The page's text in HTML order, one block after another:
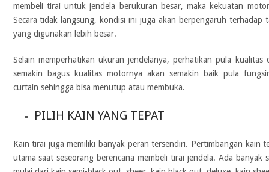
membeli tirai untuk jendela berukuran besar, maka kekuatan
Secara tidak langsung, kondisi ini juga akan berpengaruh terhadap
yang digunakan lebih besar.
Selain memperhatikan ukuran jendelanya, perhatikan pula
semakin bagus kualitas motornya akan semakin baik pula
curtain sehingga bisa menutup atau membuka.
PILIH KAIN YANG TEPAT
Kain tirai juga memiliki banyak peran tersendiri. Pertimbangan kain
utama saat seseorang berencana membeli tirai jendela. Ada banyak